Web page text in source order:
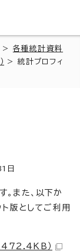
> 各種統計資料
> 統計プロフィ
日
また、以下か
版としてご利用
472.4KB）